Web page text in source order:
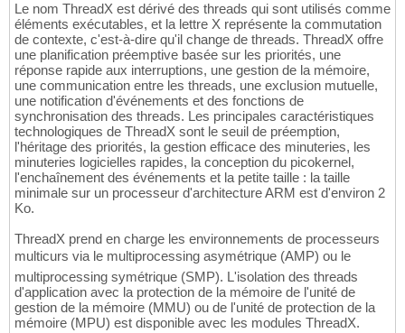
Le nom ThreadX est dérivé des threads qui sont utilisés comme
éléments exécutables, et la lettre X représente la commutation
de contexte, c'est-à-dire qu'il change de threads. ThreadX offre
une planification préemptive basée sur les priorités, une
réponse rapide aux interruptions, une gestion de la mémoire,
une communication entre les threads, une exclusion mutuelle,
une notification d'événements et des fonctions de
synchronisation des threads. Les principales caractéristiques
technologiques de ThreadX sont le seuil de préemption,
l'héritage des priorités, la gestion efficace des minuteries, les
minuteries logicielles rapides, la conception du picokernel,
l'enchaînement des événements et la petite taille : la taille
minimale sur un processeur d'architecture ARM est d'environ 2
Ko.
ThreadX prend en charge les environnements de processeurs
multicurs via le multiprocessing asymétrique (AMP) ou le
multiprocessing symétrique (SMP). L'isolation des threads
d'application avec la protection de la mémoire de l'unité de
gestion de la mémoire (MMU) ou de l'unité de protection de la
mémoire (MPU) est disponible avec les modules ThreadX.